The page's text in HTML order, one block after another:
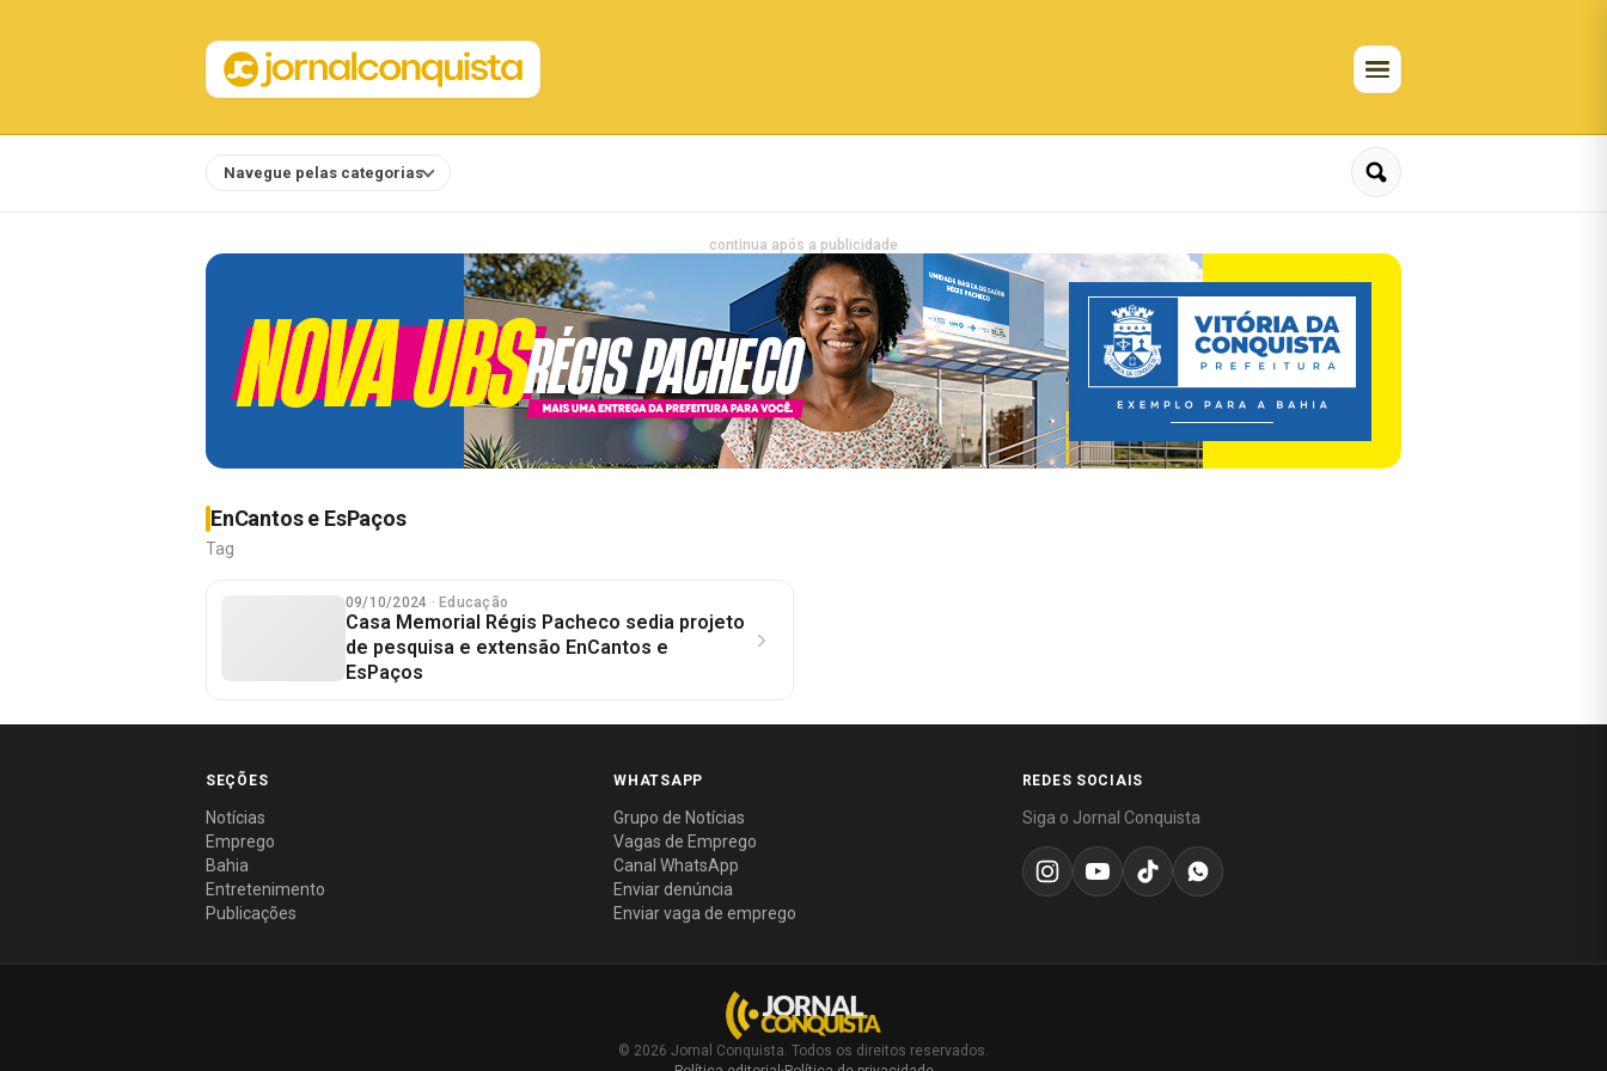
Navegue pelas categorias
continua após a publicidade
EnCantos e EsPaços
Tag
09/10/2024 · Educação
Casa Memorial Régis Pacheco sedia projeto
de pesquisa e extensão EnCantos e
EsPaços
SEÇÕES
Notícias
Emprego
Bahia
Entretenimento
Publicações
WHATSAPP
Grupo de Notícias
Vagas de Emprego
Canal WhatsApp
Enviar denúncia
Enviar vaga de emprego
REDES SOCIAIS
Siga o Jornal Conquista
© 2026 Jornal Conquista. Todos os direitos reservados.